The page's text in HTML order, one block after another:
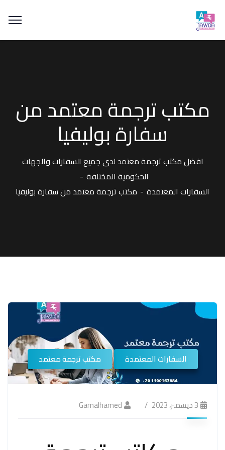
مكتب ترجمة معتمد من
سفارة بوليفيا
افضل مكتب ترجمة معتمد لدى جميع السفارات والجهات
الحكومية المختلفة
السفارات المعتمدة
مكتب ترجمة معتمد من سفارة بوليفيا
السفارات المعتمدة مكتب ترجمة معتمد
3 ديسمبر، 2023 Gamalhamed